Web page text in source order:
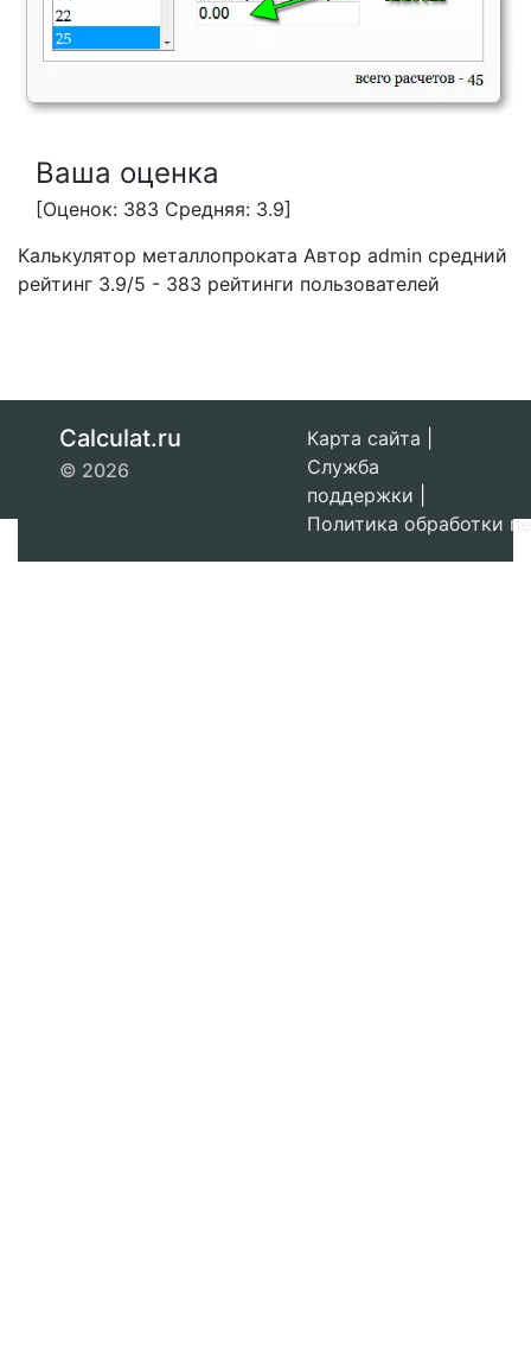
Ваша оценка
[Оценок: 383 Средняя: 3.9]
Калькулятор металлопроката Автор admin средний
рейтинг 3.9/5 - 383 рейтинги пользователей
Calculat.ru
© 2026
Карта сайта
Служба
поддержки
Политика обработки